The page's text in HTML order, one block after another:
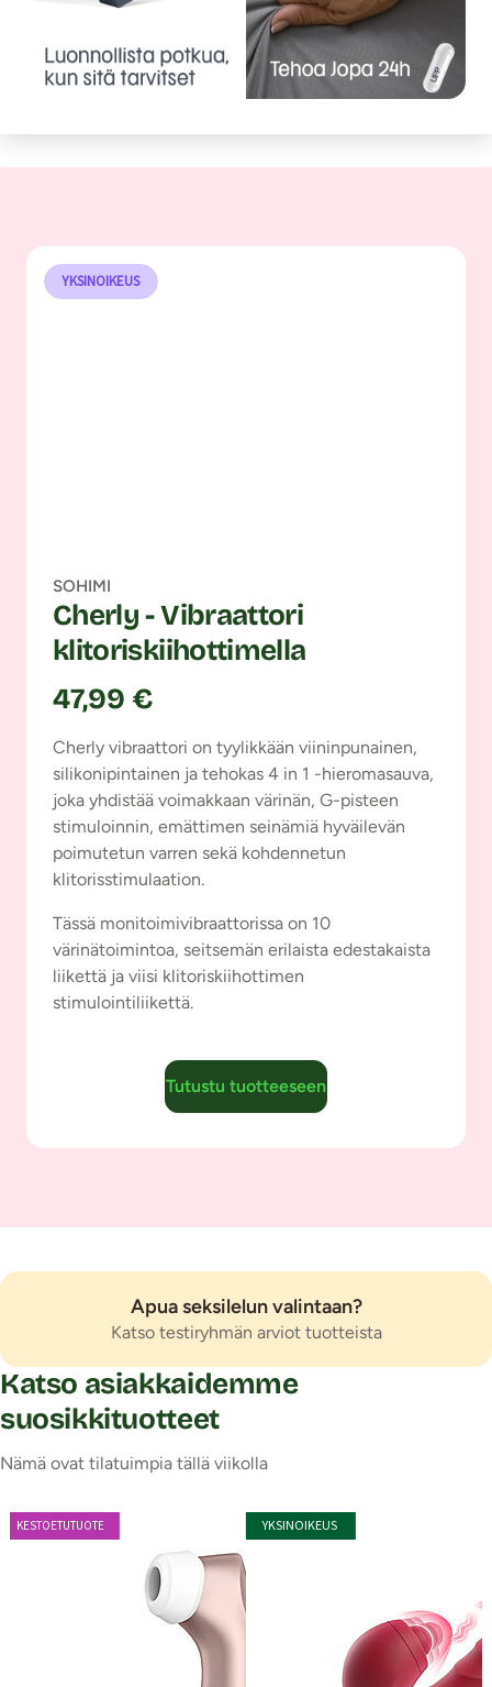
YKSINOIKEUS
SOHIMI
Cherly - Vibraattori
klitoriskiihottimella
47,99 €
Cherly vibraattori on tyylikkään viininpunainen,
silikonipintainen ja tehokas 4 in 1 -hieromasauva,
joka yhdistää voimakkaan värinän, G-pisteen
stimuloinnin, emättimen seinämiä hyväilevän
poimutetun varren sekä kohdennetun
klitorisstimulaation.
Tässä monitoimivibraattorissa on 10
värinätoimintoa, seitsemän erilaista edestakaista
liikettä ja viisi klitoriskiihottimen
stimulointiliikettä.
Tutustu tuotteeseen
Apua seksilelun valintaan?
Katso testiryhmän arviot tuotteista
Katso asiakkaidemme
suosikkituotteet
Nämä ovat tilatuimpia tällä viikolla
KESTOETUTUOTE YKSINOIKEUS